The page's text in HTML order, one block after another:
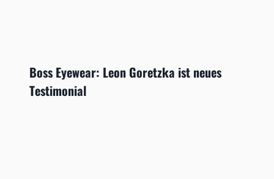
Boss Eyewear: Leon Goretzka ist neues
Testimonial